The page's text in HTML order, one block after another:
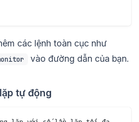
các lệnh toàn cục như
vào đường dẫn của bạn.
tự động